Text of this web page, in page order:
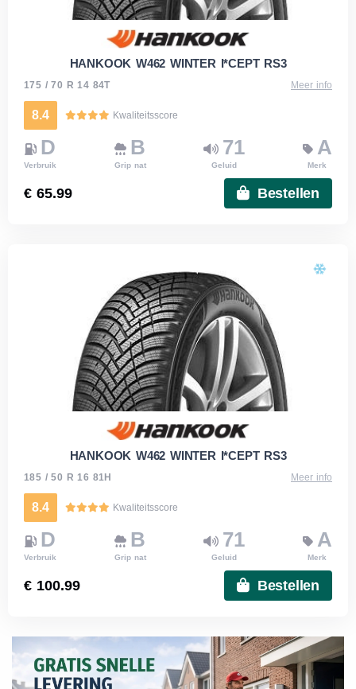
HANKOOK W462 WINTER I*CEPT RS3
175 / 70 R 14 84T Meer info
8.4 Kwaliteitsscore
D
Verbruik
B
Grip nat
71
Geluid
A
Merk
€ 65.99 Bestellen
HANKOOK W462 WINTER I*CEPT RS3
185 / 50 R 16 81H Meer info
8.4 Kwaliteitsscore
D
Verbruik
B
Grip nat
71
Geluid
A
Merk
€ 100.99 Bestellen